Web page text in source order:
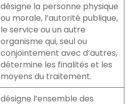
désigne la personne physique
ou morale, l’autorité publique,
le service ou un autre
organisme qui, seul ou
conjointement avec d’autres,
détermine les finalités et les
moyens du traitement.
désigne l’ensemble des